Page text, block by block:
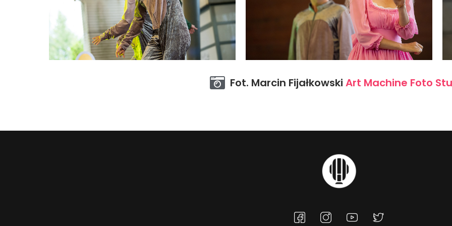
Fot. Marcin Fijałkowski Art Machine Foto